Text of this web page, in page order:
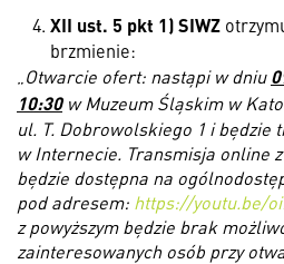
XII ust. 5 pkt 1) SIWZ
brzmienie:
Otwarcie ofert: nastąpi w dniu0
10:30 w Muzeum Śląskim w
ul. T. Dobrowolskiego 1 i będzie
w Internecie. Transmisja online
będzie dostępna na
pod adresem: https://youtu.be/
z powyższym będzie brak
zainteresowanych osób przy